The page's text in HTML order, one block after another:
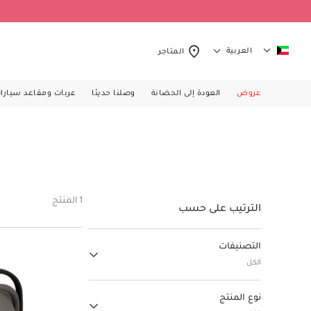
العربية المتاجر
عروض العودة إلى الحضانة وصلنا حديثا عربات ومقاعد
الترتيب على حسب
التصنيفات
الكل
عربات ومقاعد سياراتنوع المنتج
1 المنتج